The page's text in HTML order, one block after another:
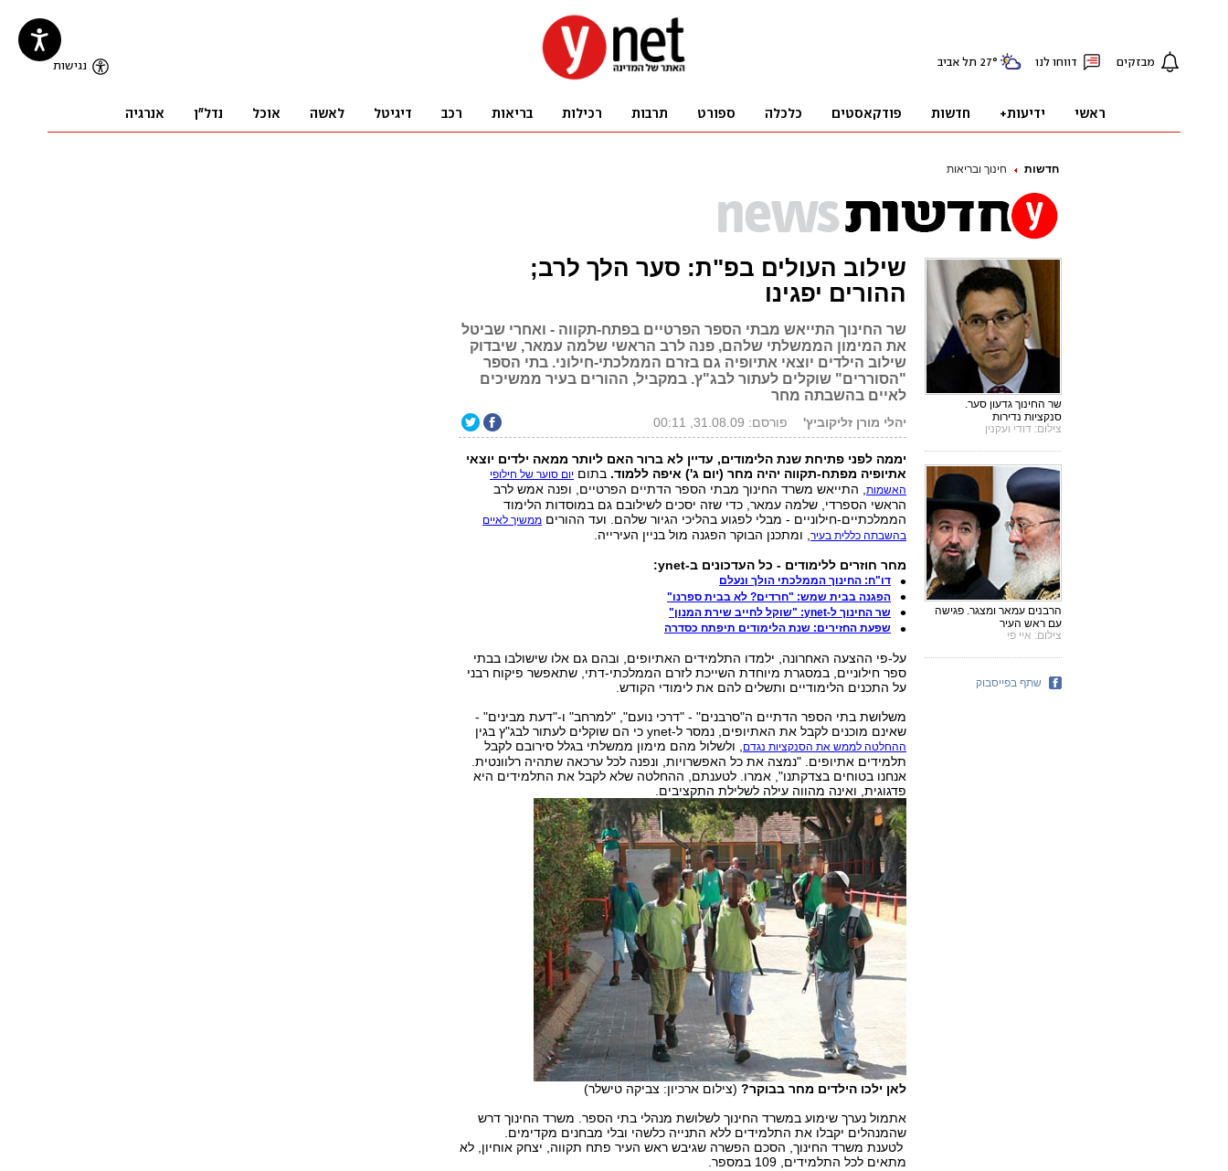
חדשות חינוך ובריאות
שילוב העולים בפ"ת: סער הלך לרב;
ההורים יפגינו
שר החינוך התייאש מבתי הספר הפרטיים בפתח-תקווה - ואחרי שביטל
את המימון הממשלתי שלהם, פנה לרב הראשי שלמה עמאר, שיבדוק
שילוב הילדים יוצאי אתיופיה גם בזרם הממלכתי-חילוני. בתי הספר
"הסוררים" שוקלים לעתור לבג"ץ. במקביל, ההורים בעיר ממשיכים
לאיים בהשבתה מחר
יהלי מורן זליקוביץ' פורסם: 31.08.09, 00:11
יממה לפני פתיחת שנת הלימודים, עדיין לא ברור האם ליותר ממאה ילדים יוצאי
אתיופיה מפתח-תקווה יהיה מחר (יום ג') איפה ללמוד. בתום יום סוער של חילופי
האשמות, התייאש משרד החינוך מבתי הספר הדתיים הפרטיים, ופנה אמש לרב
הראשי הספרדי, שלמה עמאר, כדי שזה יסכים לשילובם גם במוסדות הלימוד
הממלכתיים-חילוניים - מבלי לפגוע בהליכי הגיור שלהם. ועד ההורים ממשיך לאיים
בהשבתה כללית בעיר, ומתכנן הבוקר הפגנה מול בניין העירייה.
מחר חוזרים ללימודים - כל העדכונים ב-ynet:
דו"ח: החינוך הממלכתי הולך ונעלם
הפגנה בבית שמש: "חרדים? לא בבית ספרנו"
שר החינוך ל-ynet: "שוקל לחייב שירת המנון"
שפעת החזירים: שנת הלימודים תיפתח כסדרה
על-פי ההצעה האחרונה, ילמדו התלמידים האתיופים, ובהם גם אלו שישולבו בבתי
ספר חילוניים, במסגרת מיוחדת השייכת לזרם הממלכתי-דתי, שתאפשר פיקוח רבני
על התכנים הלימודיים ותשלים להם את לימודי הקודש.
משלושת בתי הספר הדתיים ה"סרבנים" - "דרכי נועם", "למרחב" ו-"דעת מבינים" -
שאינם מוכנים לקבל את האתיופים, נמסר ל-ynet כי הם שוקלים לעתור לבג"ץ בגין
ההחלטה לממש את הסנקציות נגדם
, ולשלול מהם מימון ממשלתי בגלל סירובם לקבל
תלמידים אתיופים. "נמצה את כל האפשרויות, ונפנה לכל ערכאה שתהיה רלוונטית.
אנחנו בטוחים בצדקתנו", אמרו. לטענתם, ההחלטה שלא לקבל את התלמידים היא
פדגוגית, ואינה מהווה עילה לשלילת התקציבים.
לאן ילכו הילדים מחר בבוקר?(צילום ארכיון: צביקה טישלר)
אתמול נערך שימוע במשרד החינוך לשלושת מנהלי בתי הספר. משרד החינוך דרש
שהמנהלים יקבלו את התלמידים ללא התנייה כלשהי ובלי מבחנים מקדימים.
לטענת משרד החינוך, הסכם הפשרה שגיבש ראש העיר פתח תקווה, יצחק אוחיון, לא
מתאים לכל התלמידים, 109 במספר.
שר החינוך גדעון סער.
סנקציות נדירות
צילום: דודי ועקנין
הרבנים עמאר ומצגר. פגישה
עם ראש העיר
צילום: איי פי
שתף בפייסבוק